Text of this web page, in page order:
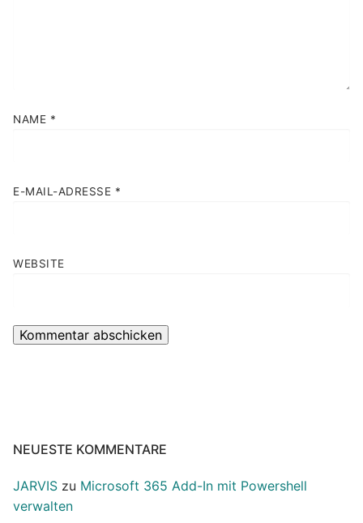
NAME *
E-MAIL-ADRESSE *
WEBSITE
NEUESTE KOMMENTARE
JARVIS zu Microsoft 365 Add-In mit Powershell
verwalten